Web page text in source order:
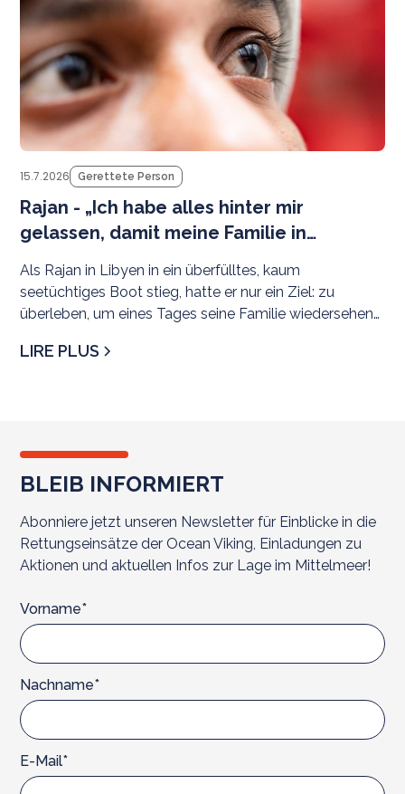
15.7.2026 Gerettete Person
Rajan - „Ich habe alles hinter mir
gelassen, damit meine Familie in
Als Rajan in Libyen in ein überfülltes, kaum
seetüchtiges Boot stieg, hatte er nur ein Ziel: zu
überleben, um eines Tages seine Familie wiedersehen
LIRE PLUS
BLEIB INFORMIERT
Abonniere jetzt unseren Newsletter für Einblicke in die
Rettungseinsätze der Ocean Viking, Einladungen zu
Aktionen und aktuellen Infos zur Lage im Mittelmeer!
Vorname*
Nachname*
E-Mail*